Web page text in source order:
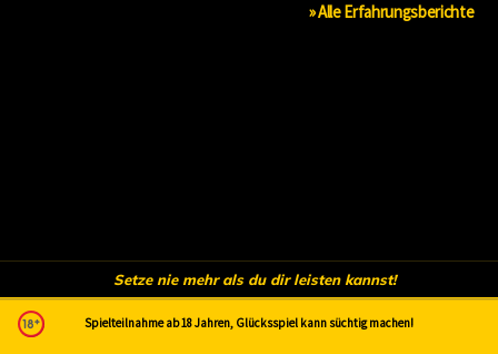
» Alle Erfahrungsberichte
Setze nie mehr als du dir leisten kannst!
Spielteilnahme ab 18 Jahren, Glücksspiel kann süchtig machen!